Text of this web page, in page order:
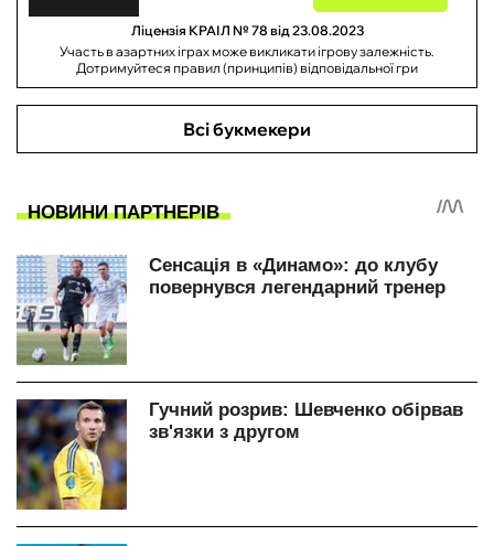
Ліцензія КРАІЛ № 78 від 23.08.2023
Участь в азартних іграх може викликати ігрову залежність.
Дотримуйтеся правил (принципів) відповідальної гри
Всі букмекери